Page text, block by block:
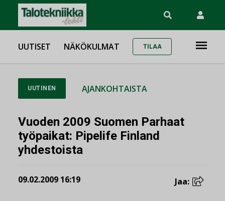
UUTISET NÄKÖKULMAT TILAA
UUTINEN AJANKOHTAISTA
Vuoden 2009 Suomen Parhaat
työpaikat: Pipelife Finland
yhdestoista
09.02.2009 16:19 Jaa: